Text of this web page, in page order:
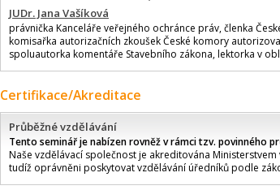
JUDr. Jana Vašíková
právnička Kanceláře veřejného ochránce práv, členka
komisařka autorizačních zkoušek České komory
spoluautorka komentáře Stavebního zákona, lektorka v
Certifikace/Akreditace
Průběžné vzdělávání
Tento seminář je nabízen rovněž v rámci tzv. povinného
Naše vzdělávací společnost je akreditována Ministerstvem
tudíž oprávněni poskytovat vzdělávání úředníků podle